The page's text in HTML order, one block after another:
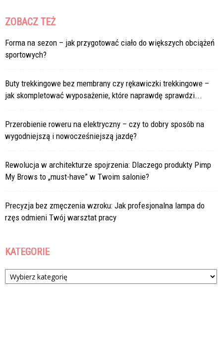
ZOBACZ TEŻ
Forma na sezon – jak przygotować ciało do większych obciążeń
sportowych?
Buty trekkingowe bez membrany czy rękawiczki trekkingowe –
jak skompletować wyposażenie, które naprawdę sprawdzi...
Przerobienie roweru na elektryczny – czy to dobry sposób na
wygodniejszą i nowocześniejszą jazdę?
Rewolucja w architekturze spojrzenia: Dlaczego produkty Pimp
My Brows to „must-have” w Twoim salonie?
Precyzja bez zmęczenia wzroku: Jak profesjonalna lampa do
rzęs odmieni Twój warsztat pracy
KATEGORIE
Kategorie